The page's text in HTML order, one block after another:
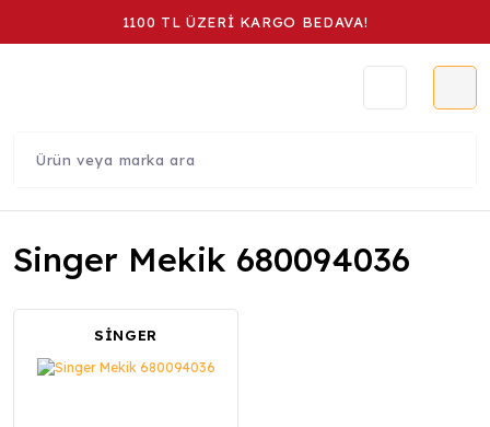
1100 TL ÜZERİ KARGO BEDAVA!
Singer Mekik 680094036
SİNGER